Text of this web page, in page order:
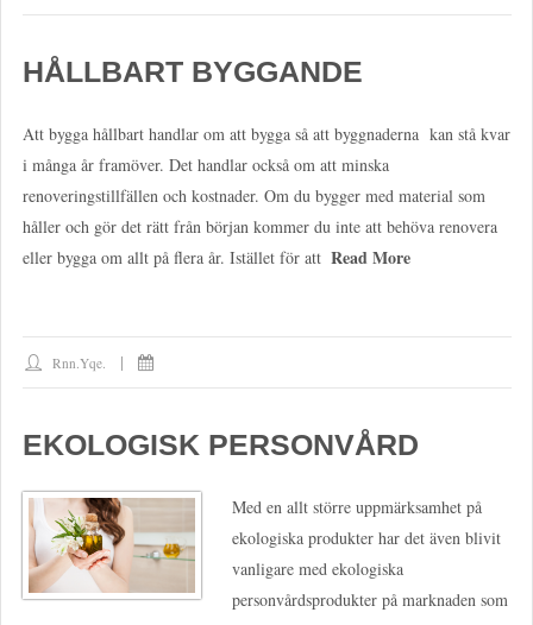
HÅLLBART BYGGANDE
Att bygga hållbart handlar om att bygga så att byggnaderna kan stå kvar
i många år framöver. Det handlar också om att minska
renoveringstillfällen och kostnader. Om du bygger med material som
håller och gör det rätt från början kommer du inte att behöva renovera
eller bygga om allt på flera år. Istället för att Read More
Rnn.yqe.
EKOLOGISK PERSONVÅRD
Med en allt större uppmärksamhet på
ekologiska produkter har det även blivit
vanligare med ekologiska
personvårdsprodukter på marknaden som